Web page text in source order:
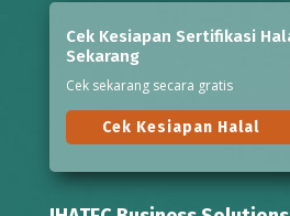
Cek Kesiapan Sertifikasi
Sekarang
Cek sekarang secara gratis
Cek Kesiapan Halal